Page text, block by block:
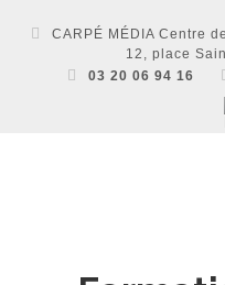
CARPÉ MÉDIA Centre
12, place
03 20 06 94 16